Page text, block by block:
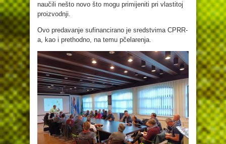
naučili nešto novo što mogu primijeniti pri vlastitoj
proizvodnji.
Ovo predavanje sufinancirano je sredstvima CPRR-
a, kao i prethodno, na temu pčelarenja.